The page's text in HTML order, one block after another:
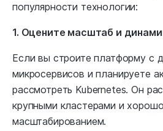
популярности технологии:
1. Оцените масштаб и
Если вы строите платформу с
микросервисов и планируете
рассмотреть Kubernetes. Он
крупными кластерами и
масштабированием.